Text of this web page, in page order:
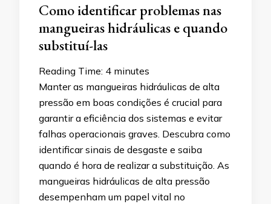
Como identificar problemas nas
mangueiras hidráulicas e quando
substituí-las
Reading Time: 4 minutes
Manter as mangueiras hidráulicas de alta
pressão em boas condições é crucial para
garantir a eficiência dos sistemas e evitar
falhas operacionais graves. Descubra como
identificar sinais de desgaste e saiba
quando é hora de realizar a substituição. As
mangueiras hidráulicas de alta pressão
desempenham um papel vital no